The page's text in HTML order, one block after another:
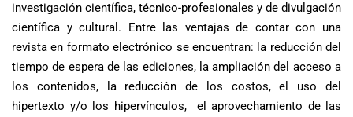
investigación científica, técnico-profesionales y de divulgación
científica y cultural. Entre las ventajas de contar con una
revista en formato electrónico se encuentran: la reducción del
tiempo de espera de las ediciones, la ampliación del acceso a
los contenidos, la reducción de los costos, el uso del
hipertexto y/o los hipervínculos, el aprovechamiento de las